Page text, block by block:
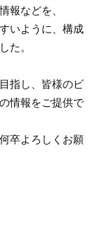
報などを、
いように、構成
た。
指し、皆様のビ
情報をご提供で
卒よろしくお願